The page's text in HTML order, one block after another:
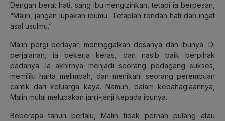
Dengan berat hati, sang ibu mengizinkan, tetapi ia berpesan,
“Malin, jangan lupakan ibumu. Tetaplah rendah hati dan ingat
asal usulmu.”
Malin pergi berlayar, meninggalkan desanya dan ibunya. Di
perjalanan, ia bekerja keras, dan nasib baik berpihak
padanya. Ia akhirnya menjadi seorang pedagang sukses,
memiliki harta melimpah, dan menikahi seorang perempuan
cantik dari keluarga kaya. Namun, dalam kebahagiaannya,
Malin mulai melupakan janji-janji kepada ibunya.
Beberapa tahun berlalu, Malin tidak pernah pulang atau